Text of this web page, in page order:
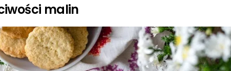
malin